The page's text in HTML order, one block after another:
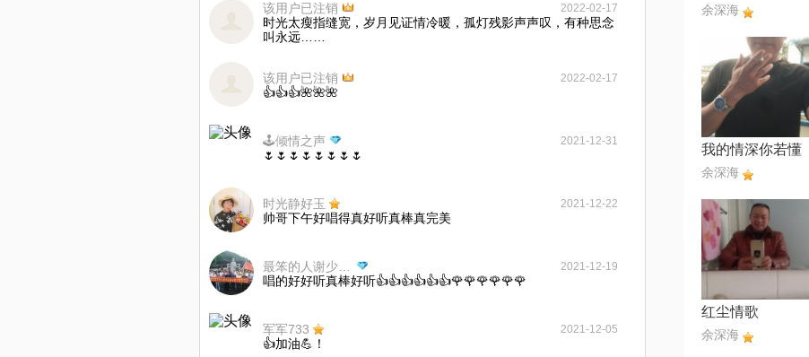
该用户已注销 2022-02-17
时光太瘦指缝宽，岁月见证情冷暖，孤灯残影声声叹，有种思念
叫永远……
该用户已注销 2022-02-17
👍👍👍🌺🌺🌺
🕹️倾情之声 2021-12-31
🌷🌷🌷🌷🌷🌷🌷🌷
时光静好玉 2021-12-22
帅哥下午好唱得真好听真棒真完美
2021-12-19
唱的好好听真棒好听👍👍👍👍👍👍🌹🌹🌹🌹🌹🌹
军军733 2021-12-05
👍加油💪！
余深海
我的情深你若懂
余深海
红尘情歌
余深海